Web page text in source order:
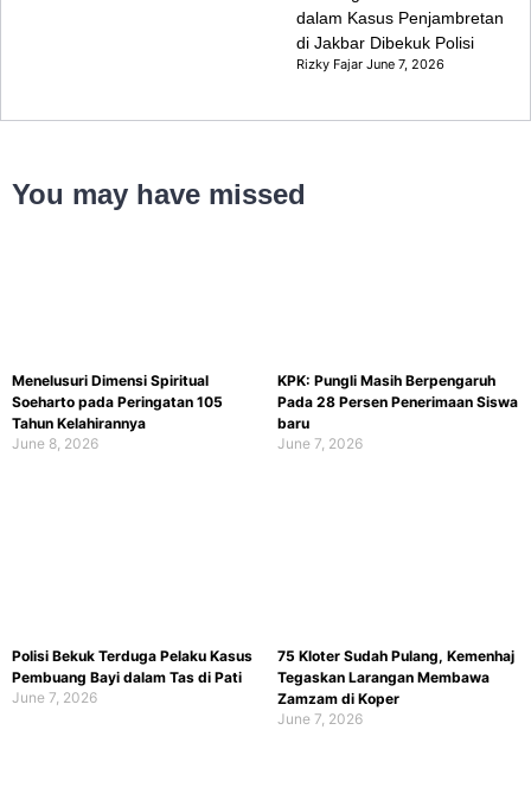
dalam Kasus Penjambretan
di Jakbar Dibekuk Polisi
Rizky FajarJune 7, 2026
You may have missed
Menelusuri Dimensi Spiritual
Soeharto pada Peringatan 105
Tahun Kelahirannya
June 8, 2026
KPK: Pungli Masih Berpengaruh
Pada 28 Persen Penerimaan Siswa
baru
June 7, 2026
Polisi Bekuk Terduga Pelaku Kasus
Pembuang Bayi dalam Tas di Pati
June 7, 2026
75 Kloter Sudah Pulang, Kemenhaj
Tegaskan Larangan Membawa
Zamzam di Koper
June 7, 2026